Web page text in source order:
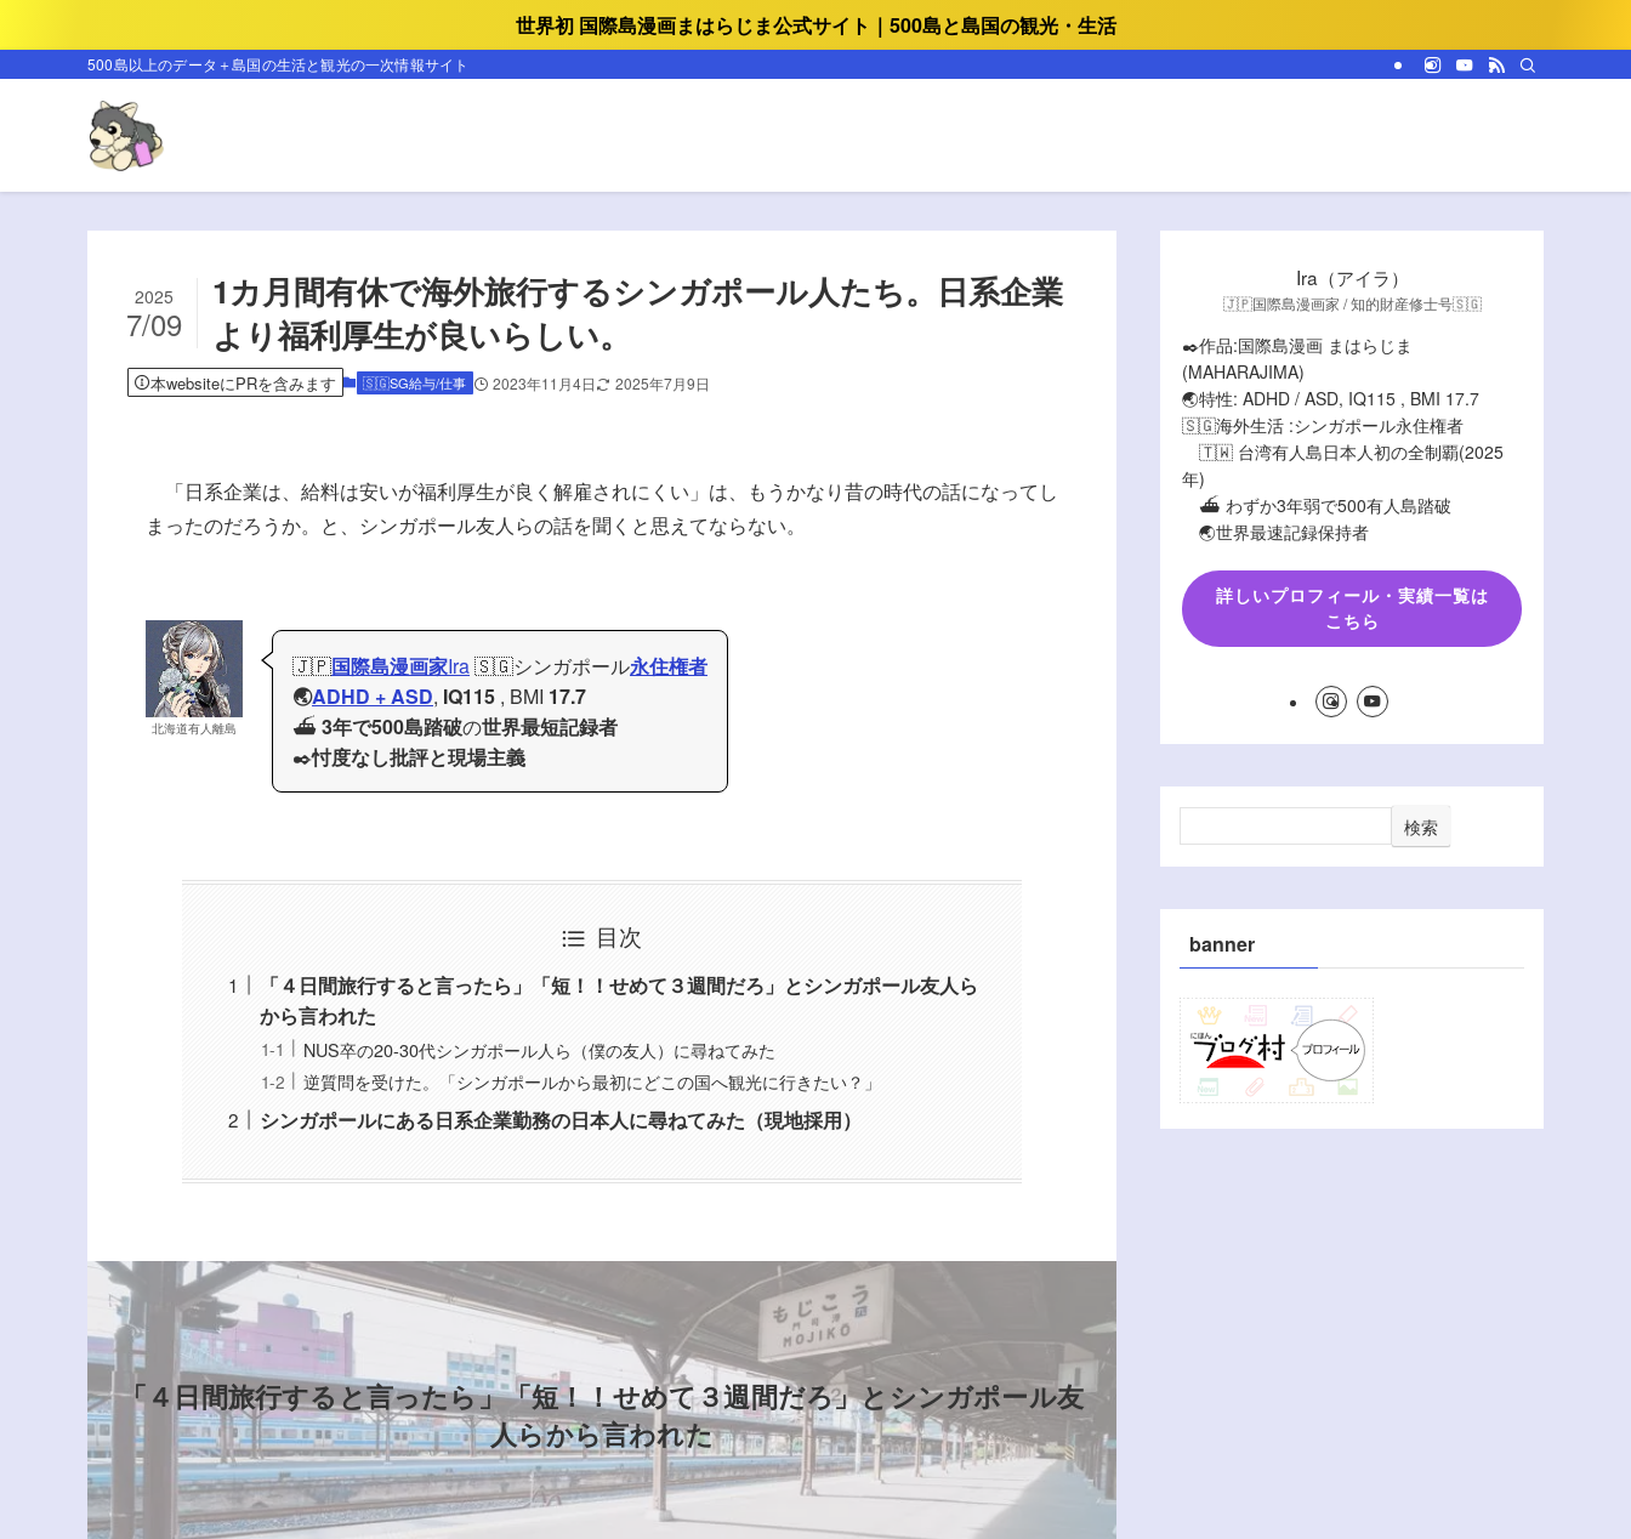
世界初 国際島漫画まはらじま公式サイト｜500島と島国の観光・生活
500島以上のデータ＋島国の生活と観光の一次情報サイト
1カ月間有休で海外旅行するシンガポール人たち。日系企業
より福利厚生が良いらしい。
2025
7/09
本websiteにPRを含みます 🇸🇬SG給与/仕事 2023年11月4日 2025年7月9日
「日系企業は、給料は安いが福利厚生が良く解雇されにくい」は、もうかなり昔の時代の話になってし
まったのだろうか。と、シンガポール友人らの話を聞くと思えてならない。
北海道有人離島
🇯🇵国際島漫画家Ira🇸🇬シンガポール永住権者
🌏ADHD + ASD, IQ115 , BMI 17.7
⛴️3年で500島踏破の世界最短記録者
✒️忖度なし批評と現場主義
目次
「４日間旅行すると言ったら」「短！！せめて３週間だろ」とシンガポール友人ら
から言われた
NUS卒の20-30代シンガポール人ら（僕の友人）に尋ねてみた
逆質問を受けた。「シンガポールから最初にどこの国へ観光に行きたい？」
シンガポールにある日系企業勤務の日本人に尋ねてみた（現地採用）
「４日間旅行すると言ったら」「短！！せめて３週間だろ」とシンガポール友
人らから言われた
Ira（アイラ）
🇯🇵国際島漫画家 / 知的財産修士号🇸🇬
✒️作品:国際島漫画 まはらじま
(MAHARAJIMA)
🌏特性: ADHD / ASD, IQ115 , BMI 17.7
🇸🇬海外生活 :シンガポール永住権者
🇹🇼 台湾有人島日本人初の全制覇(2025
年)
⛴️ わずか3年弱で500有人島踏破
🌏世界最速記録保持者
詳しいプロフィール・実績一覧は
こちら
検索
banner